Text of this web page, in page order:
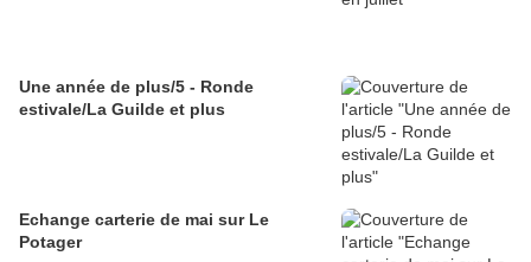
Une année de plus/5 - Ronde
estivale/La Guilde et plus
Echange carterie de mai sur Le
Potager